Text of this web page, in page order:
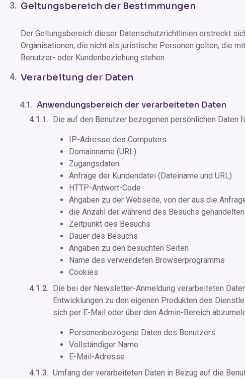
Geltungsbereich der Bestimmungen
Der Geltungsbereich dieser Datenschutzrichtlinien erstreckt
Organisationen, die nicht als juristische Personen gelten, die
Benutzer- oder Kundenbeziehung stehen.
Verarbeitung der Daten
Anwendungsbereich der verarbeiteten Daten
Die auf den Benutzer bezogenen persönlichen Daten
IP-Adresse des Computers
Domainname (URL)
Zugangsdaten
Anfrage der Kundendatei (Dateiname und URL)
HTTP-Antwort-Code
Angaben zu der Webseite, von der aus die
die Anzahl der während des Besuchs
Zeitpunkt des Besuchs
Dauer des Besuchs
Angaben zu den besuchten Seiten
Name des verwendeten Browserprogramms
Cookies
Die bei der Newsletter-Anmeldung verarbeiteten
Entwicklungen zu den eigenen Produkten des
sich per E-Mail oder über den Admin-Bereich
Personenbezogene Daten des Benutzers
Vollständiger Name
E-Mail-Adresse
Umfang der verarbeiteten Daten in Bezug auf die